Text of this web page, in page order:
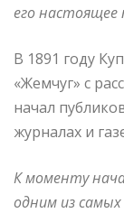
его настоящее
В 1891 году
«Жемчуг» с
начал
журналах и
К моменту
одним из